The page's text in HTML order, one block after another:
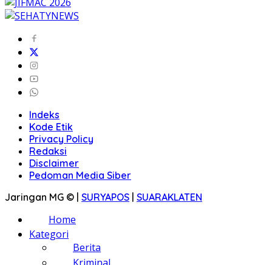
Indeks
Kode Etik
Privacy Policy
Redaksi
Disclaimer
Pedoman Media Siber
Jaringan MG © | SURYAPOS | SUARAKLATEN
Home
Kategori
Berita